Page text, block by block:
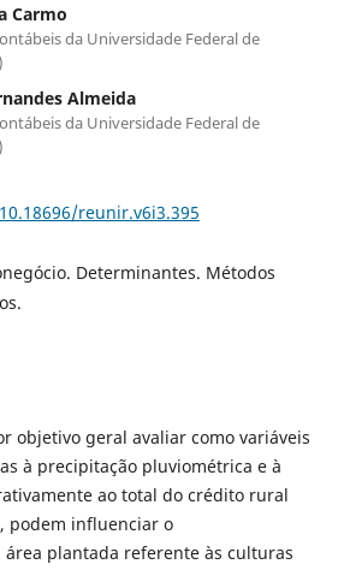
Carmo
da Universidade Federal de
Almeida
da Universidade Federal de
reunir.v6i3.395
Determinantes. Métodos
objetivo geral avaliar como variáveis
à precipitação pluviométrica e à
ao total do crédito rural
podem influenciar o
plantada referente às culturas